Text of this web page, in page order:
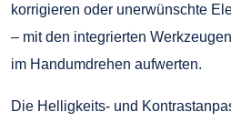
korrigieren oder unerwünschte
– mit den integrierten
im Handumdrehen aufwerten.
Die Helligkeits- und